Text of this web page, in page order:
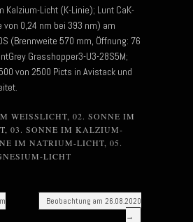
Kalzium-Licht (K-Linie); Lunt CaK-
von 0,24 nm bei 393 nm) am
(Brennweite 570 mm, Öffnung: 76
Grasshopper3-U3-28S5M;
von 2500 Picts in Avistack und
WEISSLICHT 02. SONNE IM
03. SONNE IM KALZIUM-
IM NATRIUM-LICHT 05.
LICHT
Beobachtung am 26.08.2020
→